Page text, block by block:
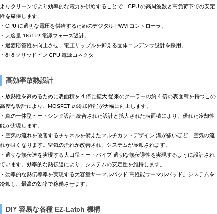
よりクリーンでより効率的な電力を供給することで、CPU の高周波数と高負荷下での安定
性を確保します。
・CPU に適切な電圧を供給するためのデジタル PWM コントローラ。
・大容量 16+1+2 電源フェーズ設計。
・過渡応答性を向上させ、電圧リップルを抑える固体コンデンサ設計を採用。
・8+8 ソリッドピン CPU 電源コネクタ
高効率放熱設計
・放熱性を高めるために表面積を 4 倍に拡大 従来のクーラーの約 4 倍の表面積を持つこの
高度な設計により、MOSFET の冷却性能が大幅に向上します。
・真の一体型ヒートシンク設計 統合された設計と拡大された表面積により、優れた冷却性
能が実現します。
・空気の流れを改善するチャネルを備えたマルチカットデザイン 溝が多いほど、空気の流
れが良くなります。空気の流れが改善され、システムが冷却されます。
・適切な熱伝達を実現する大口径ヒートパイプ 適切な熱伝導性を実現するように設計され
ています。効率的な熱伝達により、システムの安定性を維持します。
・効率的な熱伝導率を実現する大容量サーマルパッド 高性能サーマルパッド。システムを
冷却し、最高の効率で稼働させます。
DIY 容易な各種 EZ-Latch 機構